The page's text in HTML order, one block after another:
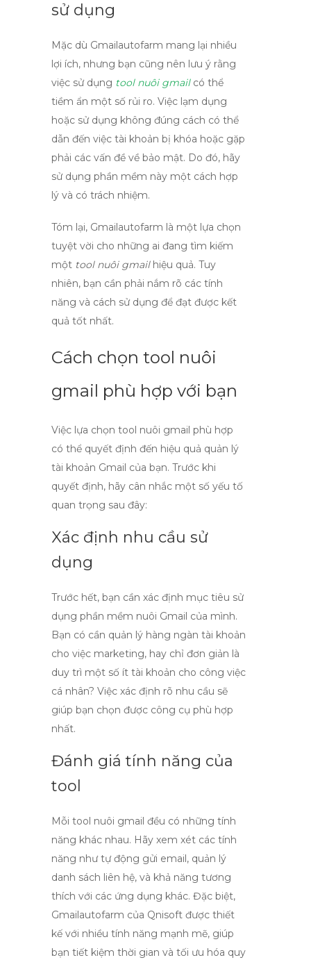
sử dụng
Mặc dù Gmailautofarm mang lại nhiều
lợi ích, nhưng bạn cũng nên lưu ý rằng
việc sử dụng tool nuôi gmailcó thể
tiềm ẩn một số rủi ro. Việc lạm dụng
hoặc sử dụng không đúng cách có thể
dẫn đến việc tài khoản bị khóa hoặc gặp
phải các vấn đề về bảo mật. Do đó, hãy
sử dụng phần mềm này một cách hợp
lý và có trách nhiệm.
Tóm lại, Gmailautofarm là một lựa chọn
tuyệt vời cho những ai đang tìm kiếm
một tool nuôi gmailhiệu quả. Tuy
nhiên, bạn cần phải nắm rõ các tính
năng và cách sử dụng để đạt được kết
quả tốt nhất.
Cách chọn tool nuôi
gmail phù hợp với bạn
Việc lựa chọn tool nuôi gmail phù hợp
có thể quyết định đến hiệu quả quản lý
tài khoản Gmail của bạn. Trước khi
quyết định, hãy cân nhắc một số yếu tố
quan trọng sau đây:
Xác định nhu cầu sử
dụng
Trước hết, bạn cần xác định mục tiêu sử
dụng phần mềm nuôi Gmail của mình.
Bạn có cần quản lý hàng ngàn tài khoản
cho việc marketing, hay chỉ đơn giản là
duy trì một số ít tài khoản cho công việc
cá nhân? Việc xác định rõ nhu cầu sẽ
giúp bạn chọn được công cụ phù hợp
nhất.
Đánh giá tính năng của
tool
Mỗi tool nuôi gmail đều có những tính
năng khác nhau. Hãy xem xét các tính
năng như tự động gửi email, quản lý
danh sách liên hệ, và khả năng tương
thích với các ứng dụng khác. Đặc biệt,
Gmailautofarm của Qnisoft được thiết
kế với nhiều tính năng mạnh mẽ, giúp
bạn tiết kiệm thời gian và tối ưu hóa quy